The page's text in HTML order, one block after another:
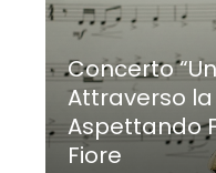
Concerto
Attraverso la
Aspettando
Fiore